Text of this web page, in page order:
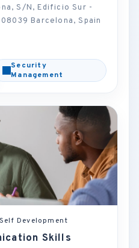
S/N, Edificio Sur -
Barcelona, Spain
Security
Management
Development
Skills